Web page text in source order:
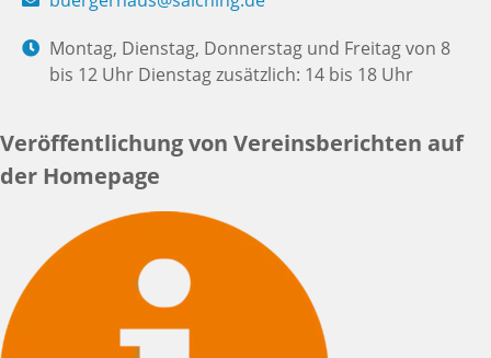
Montag, Dienstag, Donnerstag und Freitag von 8
bis 12 Uhr Dienstag zusätzlich: 14 bis 18 Uhr
Veröffentlichung von Vereinsberichten auf
der Homepage